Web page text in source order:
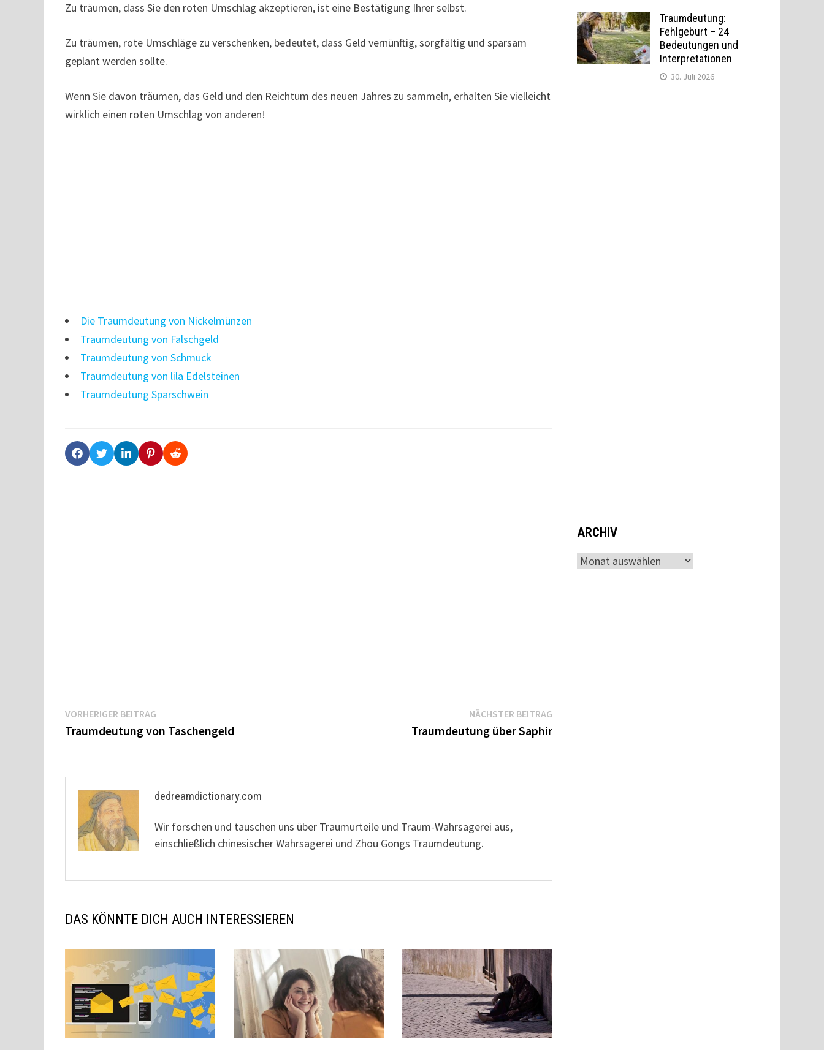
Zu träumen, dass Sie den roten Umschlag akzeptieren, ist eine Bestätigung Ihrer selbst.
Zu träumen, rote Umschläge zu verschenken, bedeutet, dass Geld vernünftig, sorgfältig und sparsam
geplant werden sollte.
Wenn Sie davon träumen, das Geld und den Reichtum des neuen Jahres zu sammeln, erhalten Sie vielleicht
wirklich einen roten Umschlag von anderen!
Die Traumdeutung von Nickelmünzen
Traumdeutung von Falschgeld
Traumdeutung von Schmuck
Traumdeutung von lila Edelsteinen
Traumdeutung Sparschwein
Beitragsnavigation
VORHERIGER BEITRAG
Beitrag:
Traumdeutung von Taschengeld
NÄCHSTER BEITRAGNächster
Beitrag:
Traumdeutung über Saphir
dedreamdictionary.com
Wir forschen und tauschen uns über Traumurteile und Traum-Wahrsagerei aus,
einschließlich chinesischer Wahrsagerei und Zhou Gongs Traumdeutung.
DAS KÖNNTE DICH AUCH INTERESSIEREN
Traumdeutung:
Fehlgeburt – 24
Bedeutungen und
Interpretationen
30. Juli 2026
ARCHIV
Archiv